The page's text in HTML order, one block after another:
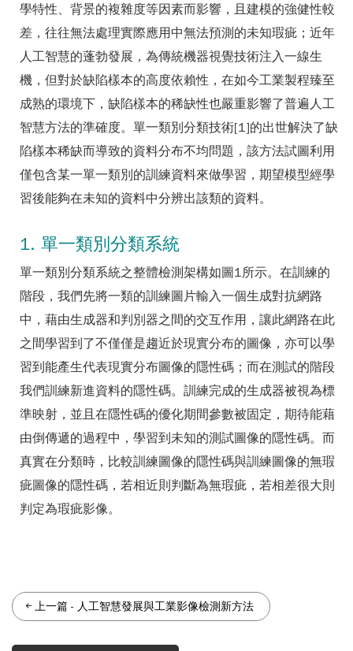
學特性、背景的複雜度等因素而影響，且建模的強健性較
差，往往無法處理實際應用中無法預測的未知瑕疵；近年
人工智慧的蓬勃發展，為傳統機器視覺技術注入一線生
機，但對於缺陷樣本的高度依賴性，在如今工業製程臻至
成熟的環境下，缺陷樣本的稀缺性也嚴重影響了普遍人工
智慧方法的準確度。單一類別分類技術[1]的出世解決了缺
陷樣本稀缺而導致的資料分布不均問題，該方法試圖利用
僅包含某一單一類別的訓練資料來做學習，期望模型經學
習後能夠在未知的資料中分辨出該類的資料。
1. 單一類別分類系統
單一類別分類系統之整體檢測架構如圖1所示。在訓練的
階段，我們先將一類的訓練圖片輸入一個生成對抗網路
中，藉由生成器和判別器之間的交互作用，讓此網路在此
之間學習到了不僅僅是趨近於現實分布的圖像，亦可以學
習到能產生代表現實分布圖像的隱性碼；而在測試的階段
我們訓練新進資料的隱性碼。訓練完成的生成器被視為標
準映射，並且在隱性碼的優化期間參數被固定，期待能藉
由倒傳遞的過程中，學習到未知的測試圖像的隱性碼。而
真實在分類時，比較訓練圖像的隱性碼與訓練圖像的無瑕
疵圖像的隱性碼，若相近則判斷為無瑕疵，若相差很大則
判定為瑕疵影像。
上一篇 - 人工智慧發展與工業影像檢測新方法